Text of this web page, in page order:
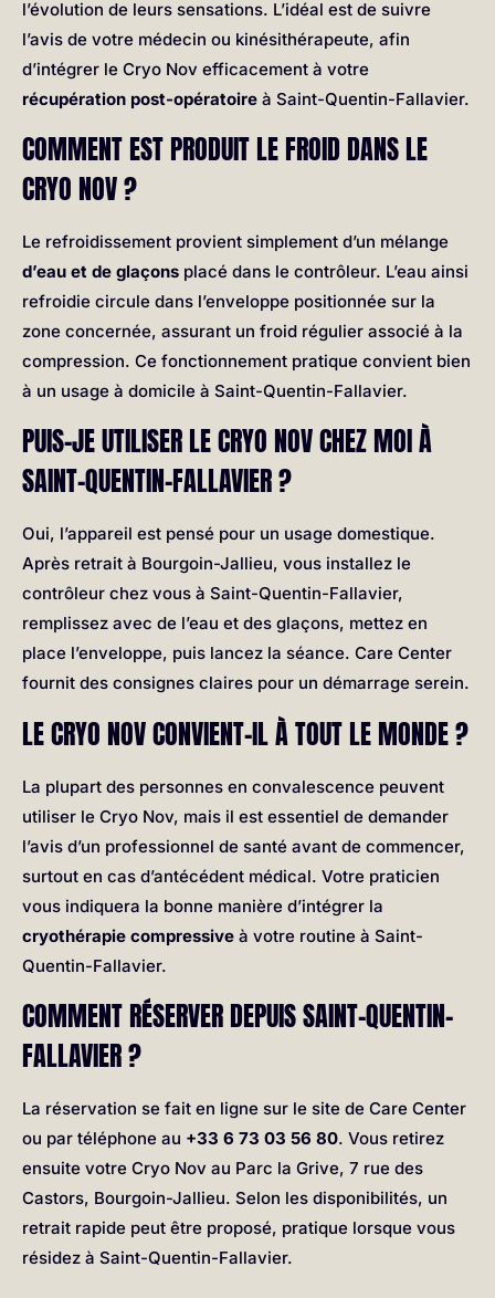
l’évolution de leurs sensations. L’idéal est de suivre
l’avis de votre médecin ou kinésithérapeute, afin
d’intégrer le Cryo Nov efficacement à votre
récupération post-opératoire à Saint-Quentin-Fallavier.
COMMENT EST PRODUIT LE FROID DANS LE
CRYO NOV ?
Le refroidissement provient simplement d’un mélange
d’eau et de glaçons placé dans le contrôleur. L’eau ainsi
refroidie circule dans l’enveloppe positionnée sur la
zone concernée, assurant un froid régulier associé à la
compression. Ce fonctionnement pratique convient bien
à un usage à domicile à Saint-Quentin-Fallavier.
PUIS-JE UTILISER LE CRYO NOV CHEZ MOI À
SAINT-QUENTIN-FALLAVIER ?
Oui, l’appareil est pensé pour un usage domestique.
Après retrait à Bourgoin-Jallieu, vous installez le
contrôleur chez vous à Saint-Quentin-Fallavier,
remplissez avec de l’eau et des glaçons, mettez en
place l’enveloppe, puis lancez la séance. Care Center
fournit des consignes claires pour un démarrage serein.
LE CRYO NOV CONVIENT-IL À TOUT LE MONDE ?
La plupart des personnes en convalescence peuvent
utiliser le Cryo Nov, mais il est essentiel de demander
l’avis d’un professionnel de santé avant de commencer,
surtout en cas d’antécédent médical. Votre praticien
vous indiquera la bonne manière d’intégrer la
cryothérapie compressive à votre routine à Saint-
Quentin-Fallavier.
COMMENT RÉSERVER DEPUIS SAINT-QUENTIN-
FALLAVIER ?
La réservation se fait en ligne sur le site de Care Center
ou par téléphone au +33 6 73 03 56 80. Vous retirez
ensuite votre Cryo Nov au Parc la Grive, 7 rue des
Castors, Bourgoin-Jallieu. Selon les disponibilités, un
retrait rapide peut être proposé, pratique lorsque vous
résidez à Saint-Quentin-Fallavier.